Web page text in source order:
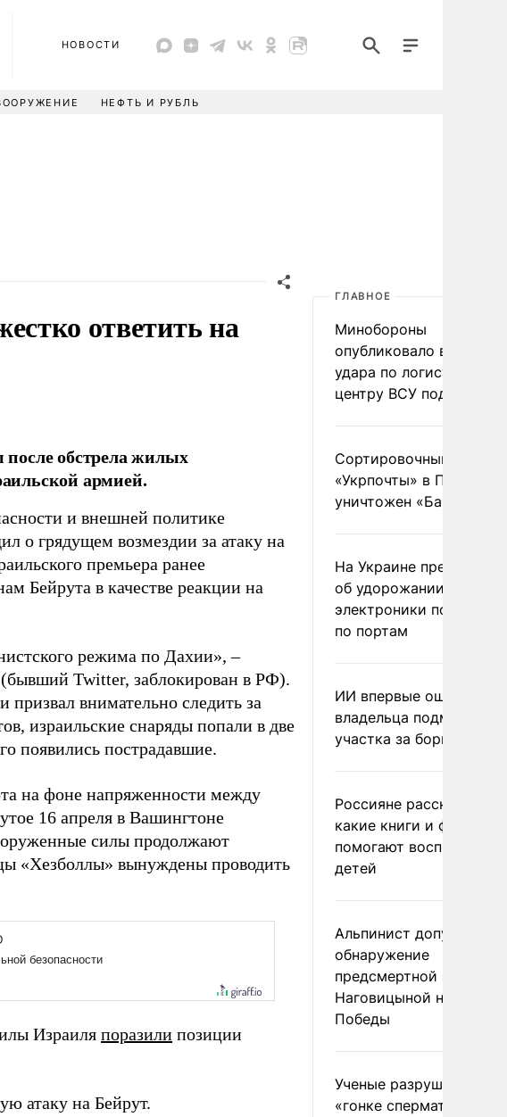
НОВОСТИ
НЕФТЬ И РУБЛЬ
ответить на
обстрела жилых
армией.
и внешней политике
о грядущем возмездии за атаку на
премьера ранее
Бейрута в качестве реакции на
режима по Дахии», –
Twitter, заблокирован в РФ).
призвал внимательно следить за
израильские снаряды попали в две
появились пострадавшие.
на фоне напряженности между
16 апреля в Вашингтоне
силы продолжают
«Хезболлы» вынуждены проводить
Израиля поразили позиции
атаку на Бейрут.
ГЛАВНОЕ
Минобороны
опубликовало видео
удара по
центру ВСУ под Киевом
Сортировочный пункт
«Укрпочты» в
уничтожен
На Украине
об удорожании
электроники после
по портам
ИИ впервые
владельца
участка за борщевик
Россияне рассказали,
какие книги и фильмы
помогают воспитывать
детей
Альпинист допустил
обнаружение
предсмертной записки
Наговицыной на пике
Победы
Ученые разрушили миф
«гонке